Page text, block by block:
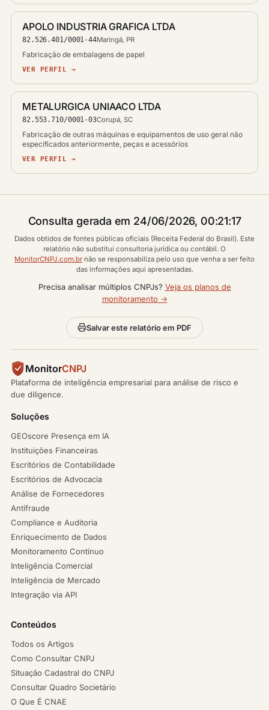
APOLO INDUSTRIA GRAFICA LTDA
82.526.401/0001-44Maringá, PR
Fabricação de embalagens de papel
VER PERFIL →
METALURGICA UNIAACO LTDA
82.553.710/0001-03Corupá, SC
Fabricação de outras máquinas e equipamentos de uso geral não
especificados anteriormente, peças e acessórios
VER PERFIL →
Consulta gerada em 24/06/2026, 00:21:17
Dados obtidos de fontes públicas oficiais (Receita Federal do Brasil). Este
relatório não substitui consultoria jurídica ou contábil. O
MonitorCNPJ.com.br não se responsabiliza pelo uso que venha a ser feito
das informações aqui apresentadas.
Precisa analisar múltiplos CNPJs? Veja os planos de
monitoramento →
Salvar este relatório em PDF
MonitorCNPJ
Plataforma de inteligência empresarial para análise de risco e
due diligence.
Soluções
GEOscore Presença em IA
Instituições Financeiras
Escritórios de Contabilidade
Escritórios de Advocacia
Análise de Fornecedores
Antifraude
Compliance e Auditoria
Enriquecimento de Dados
Monitoramento Contínuo
Inteligência Comercial
Inteligência de Mercado
Integração via API
Conteúdos
Todos os Artigos
Como Consultar CNPJ
Situação Cadastral do CNPJ
Consultar Quadro Societário
O Que É CNAE